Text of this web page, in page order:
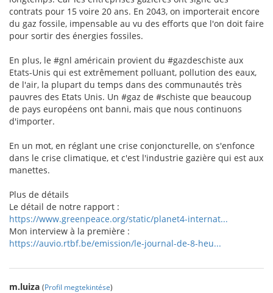
contrats pour 15 voire 20 ans. En 2043, on importerait encore
du gaz fossile, impensable au vu des efforts que l'on doit faire
pour sortir des énergies fossiles.
En plus, le #gnl américain provient du #gazdeschiste aux
Etats-Unis qui est extrêmement polluant, pollution des eaux,
de l'air, la plupart du temps dans des communautés très
pauvres des Etats Unis. Un #gaz de #schiste que beaucoup
de pays européens ont banni, mais que nous continuons
d'importer.
En un mot, en réglant une crise conjoncturelle, on s'enfonce
dans le crise climatique, et c'est l'industrie gazière qui est aux
manettes.
Plus de détails
Le détail de notre rapport :
https://www.greenpeace.org/static/planet4-internat...
Mon interview à la première :
https://auvio.rtbf.be/emission/le-journal-de-8-heu...
m.luiza (Profil megtekintése)